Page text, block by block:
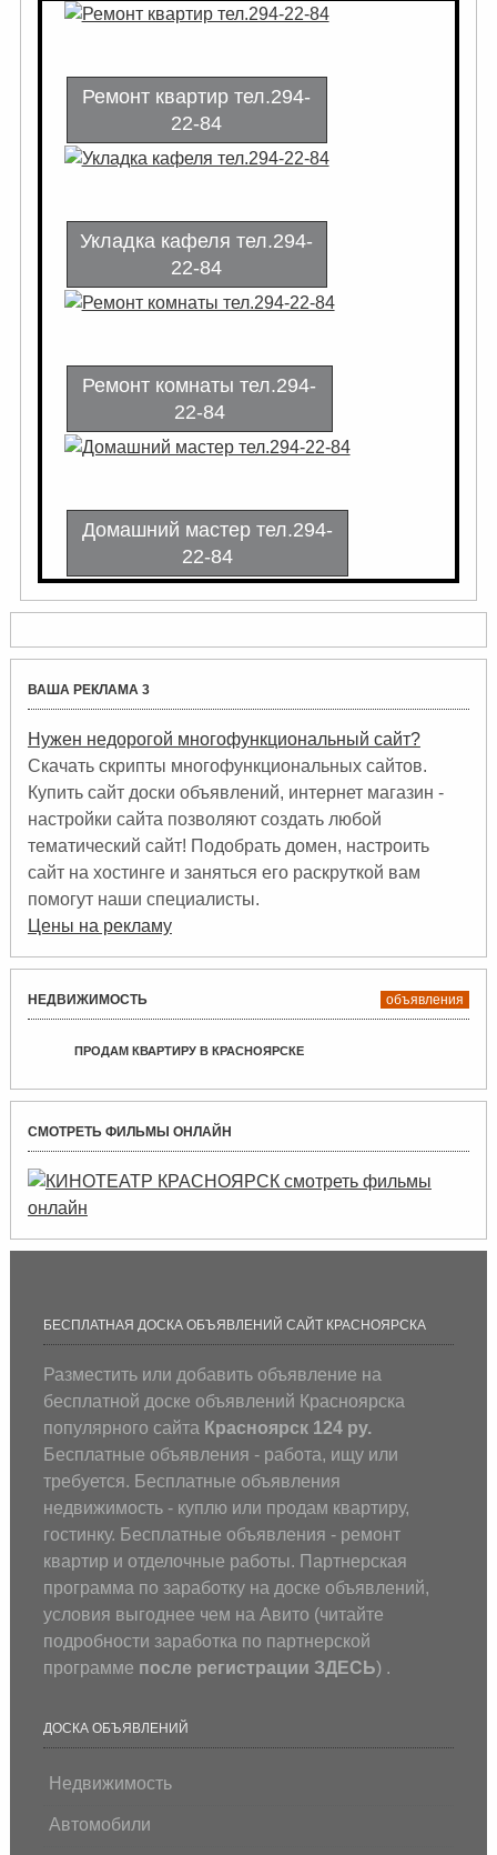
ВАША РЕКЛАМА 3
Нужен недорогой многофункциональный сайт?
Скачать скрипты многофункциональных сайтов.
Купить сайт доски объявлений, интернет магазин -
настройки сайта позволяют создать любой
тематический сайт! Подобрать домен, настроить
сайт на хостинге и заняться его раскруткой вам
помогут наши специалисты.
Цены на рекламу
НЕДВИЖИМОСТЬ объявления
ПРОДАМ КВАРТИРУ В КРАСНОЯРСКЕ
СМОТРЕТЬ ФИЛЬМЫ ОНЛАЙН
БЕСПЛАТНАЯ ДОСКА ОБЪЯВЛЕНИЙ САЙТ КРАСНОЯРСКА
Разместить или добавить объявление на
бесплатной доске объявлений Красноярска
популярного сайта Красноярск 124 ру.
Бесплатные объявления - работа, ищу или
требуется. Бесплатные объявления
недвижимость - куплю или продам квартиру,
гостинку. Бесплатные объявления - ремонт
квартир и отделочные работы. Партнерская
программа по заработку на доске объявлений,
условия выгоднее чем на Авито (читайте
подробности заработка по партнерской
программе после регистрации ЗДЕСЬ) .
ДОСКА ОБЪЯВЛЕНИЙ
Недвижимость
Автомобили